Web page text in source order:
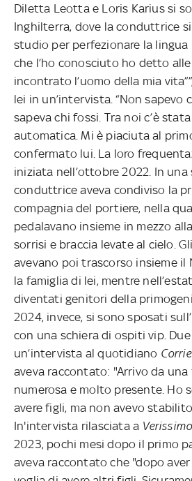
Diletta Leotta e Loris Karius si
Inghilterra, dove la conduttrice
studio per perfezionare la lingua
che l’ho conosciuto ho detto alle
incontrato l’uomo della mia
lei in un’intervista. “Non sapevo
sapeva chi fossi. Tra noi c’è
automatica. Mi è piaciuta al
confermato lui. La loro
iniziata nell’ottobre 2022. In
conduttrice aveva condiviso la
compagnia del portiere, nella
pedalavano insieme in mezzo
sorrisi e braccia levate al cielo.
avevano poi trascorso insieme il
la famiglia di lei, mentre
diventati genitori della
2024, invece, si sono sposati
con una schiera di ospiti vip.
un’intervista al quotidiano
aveva raccontato: "Arrivo da
numerosa e molto presente. Ho
avere figli, ma non avevo stabilito
In'intervista rilasciata a Verissimo
2023, pochi mesi dopo il primo
aveva raccontato che "dopo